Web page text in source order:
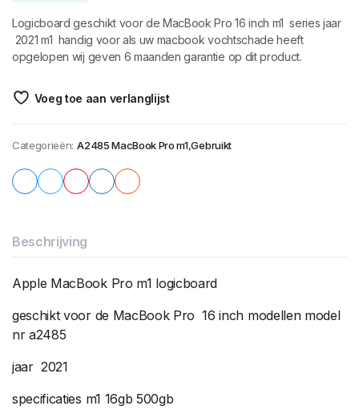
Logicboard geschikt voor de MacBook Pro 16 inch m1 series jaar
2021 m1 handig voor als uw macbook vochtschade heeft
opgelopen wij geven 6 maanden garantie op dit product.
Voeg toe aan verlanglijst
Categorieën: A2485 MacBook Pro m1,Gebruikt
Beschrijving
Apple MacBook Pro m1 logicboard
geschikt voor de MacBook Pro 16 inch modellen model
nr a2485
jaar 2021
specificaties m1 16gb 500gb